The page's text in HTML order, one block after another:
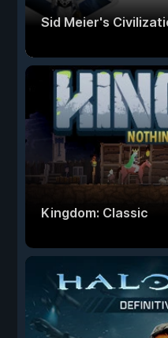
Sid Meier's
Kingdom: Classic